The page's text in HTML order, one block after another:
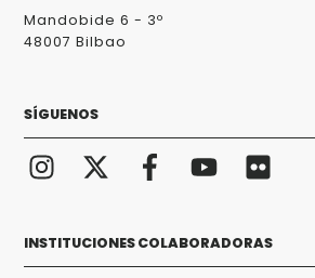
Mandobide 6 - 3º
48007 Bilbao
SÍGUENOS
INSTITUCIONES COLABORADORAS